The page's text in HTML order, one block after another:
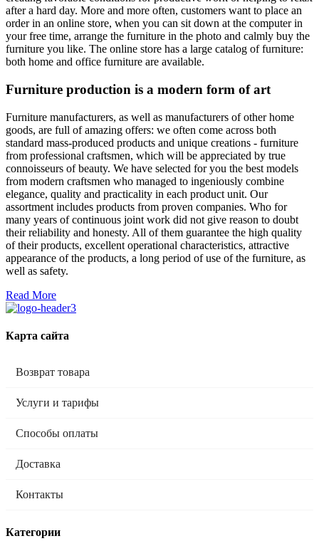
after a hard day. More and more often, customers want to place an
order in an online store, when you can sit down at the computer in
your free time, arrange the furniture in the photo and calmly buy the
furniture you like. The online store has a large catalog of furniture:
both home and office furniture are available.
Furniture production is a modern form of art
Furniture manufacturers, as well as manufacturers of other home
goods, are full of amazing offers: we often come across both
standard mass-produced products and unique creations - furniture
from professional craftsmen, which will be appreciated by true
connoisseurs of beauty. We have selected for you the best models
from modern craftsmen who managed to ingeniously combine
elegance, quality and practicality in each product unit. Our
assortment includes products from proven companies. Who for
many years of continuous joint work did not give reason to doubt
their reliability and honesty. All of them guarantee the high quality
of their products, excellent operational characteristics, attractive
appearance of the products, a long period of use of the furniture, as
well as safety.
Read More
Карта сайта
Возврат товара
Услуги и тарифы
Способы оплаты
Доставка
Контакты
Категории